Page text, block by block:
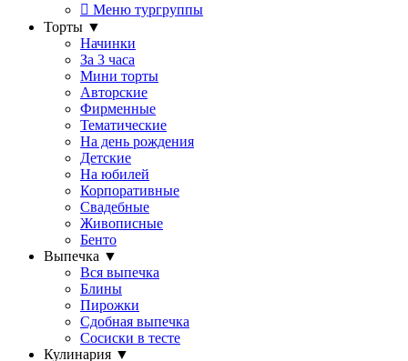
Меню тургруппы
Торты ▼
Начинки
За 3 часа
Мини торты
Авторские
Фирменные
Тематические
На день рождения
Детские
На юбилей
Корпоративные
Свадебные
Живописные
Бенто
Выпечка ▼
Вся выпечка
Блины
Пирожки
Сдобная выпечка
Сосиски в тесте
Кулинария ▼